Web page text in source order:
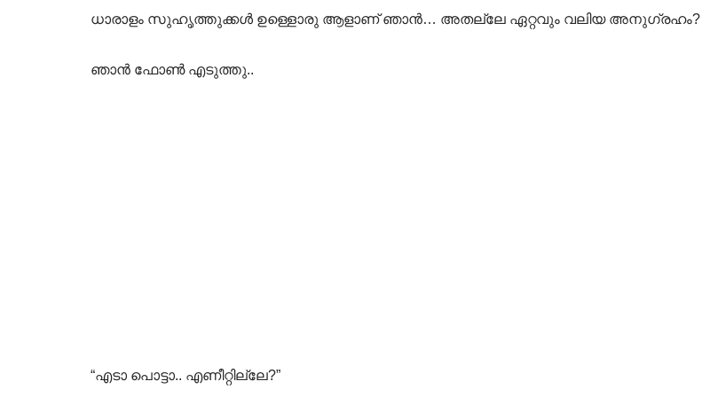
ധാരാളം സുഹൃത്തുക്കൾ ഉള്ളൊരു ആളാണ് ഞാൻ… അതല്ലേ ഏറ്റവും വലിയ അനുഗ്രഹം?
ഞാൻ ഫോൺ എടുത്തു..
“എടാ പൊട്ടാ.. എണീറ്റില്ലേ?”